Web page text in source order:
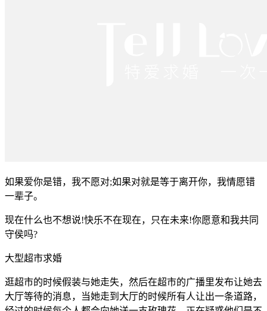
如果爱你是错，我不愿对;如果对就是等于离开你，我情愿错
一辈子。
现在什么也不想说!快乐不在现在，只在未来!你愿意和我共同
守侯吗?
大型超市求婚
逛超市的时候假装与她走失，然后在超市的广播里发布让她去
大厅等待的消息，当她走到大厅的时候所有人让出一条道路，